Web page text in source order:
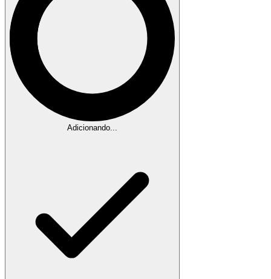
Adicionando...